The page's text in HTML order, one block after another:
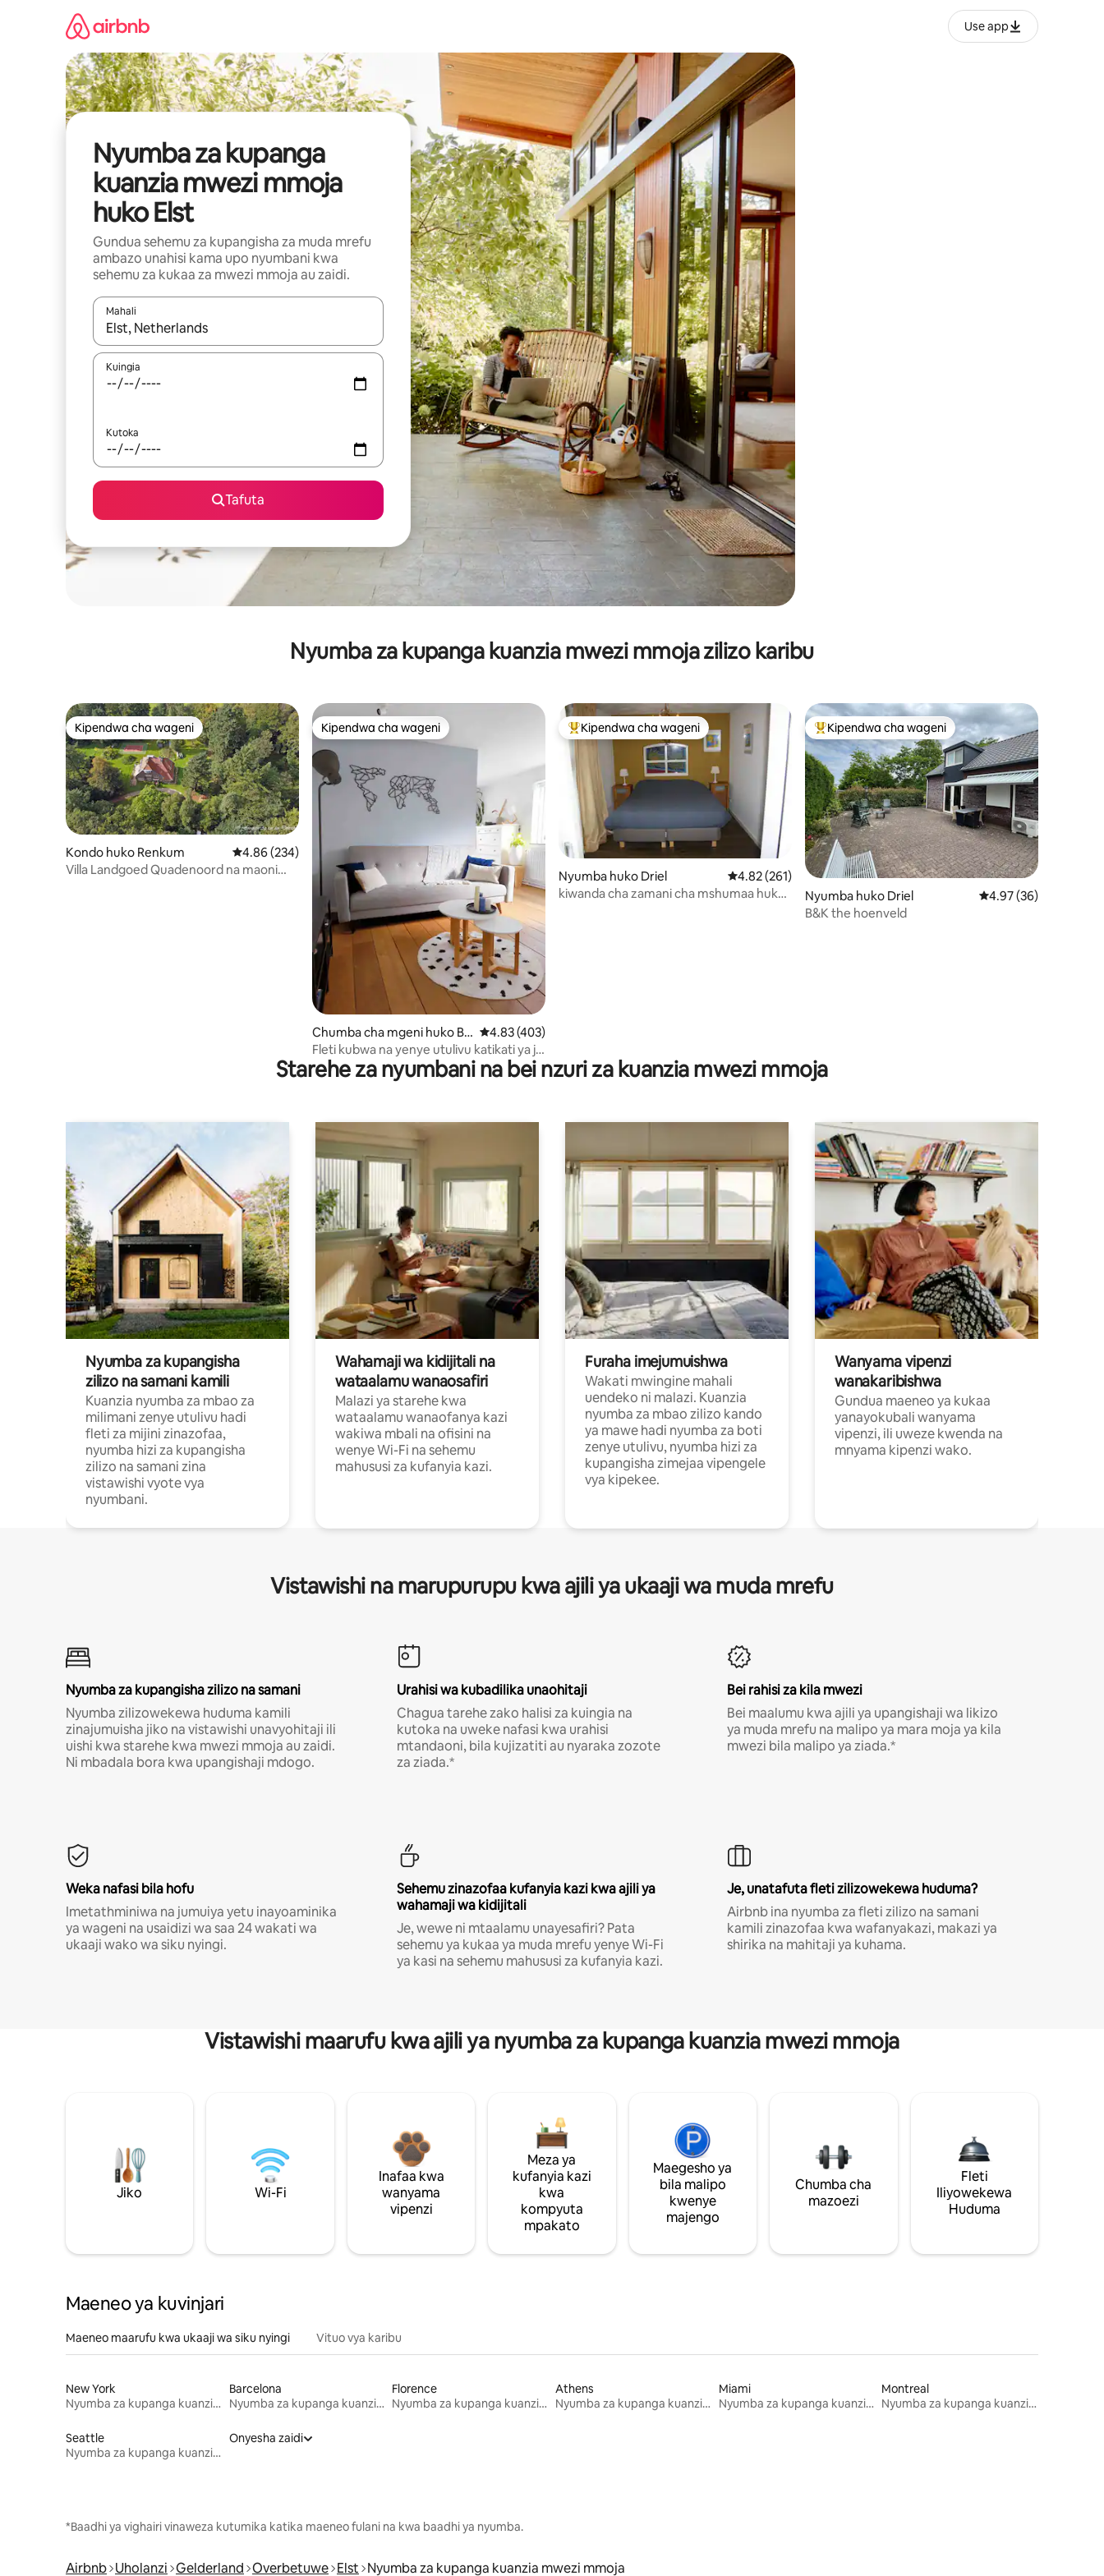
Use app
Nyumba za kupanga
kuanzia mwezi mmoja
huko Elst
Gundua sehemu za kupangisha za muda mrefu
ambazo unahisi kama upo nyumbani kwa
sehemu za kukaa za mwezi mmoja au zaidi.
Mahali
Wakati matokeo yanapatikana, vinjari kwa kutumia vitufe vya vishale vya juu na chini au uchunguze kwa kugusa au kutelezesha kidole kwenye ishara.
Kuingia
Kutoka
Tafuta
Nyumba za kupanga kuanzia mwezi mmoja zilizo karibu
Kipendwa cha wageni
Kipendwa cha wageni
Kondo huko Renkum Ukadiriaji wa wastani wa 4.86 kati ya 5, tathmini 234
4.86 (234)
Villa Landgoed Quadenoord na maoni
Kipendwa cha wageni
Kipendwa cha wageni
Chumba cha mgeni huko Be
mmel
Ukadiriaji wa wastani wa 4.83 kati ya 5, tathmini 403
4.83 (403)
Fleti kubwa na yenye utulivu katikati ya jiji
la Bemmel
Kipendwa maarufu cha wageni
Kipendwa cha wageni
Nyumba huko Driel Ukadiriaji wa wastani wa 4.82 kati ya 5, tathmini 261
4.82 (261)
kiwanda cha zamani cha mshumaa huko
Kipendwa maarufu cha wageni
Kipendwa cha wageni
Nyumba huko Driel Ukadiriaji wa wastani
4.97 (36)
B&K the hoenveld
Starehe za nyumbani na bei nzuri za kuanzia mwezi mmoja
Nyumba za kupangisha
zilizo na samani kamili
Kuanzia nyumba za mbao za
milimani zenye utulivu hadi
fleti za mijini zinazofaa,
nyumba hizi za kupangisha
zilizo na samani zina
vistawishi vyote vya
nyumbani.
Wahamaji wa kidijitali na
wataalamu wanaosafiri
Malazi ya starehe kwa
wataalamu wanaofanya kazi
wakiwa mbali na ofisini na
wenye Wi-Fi na sehemu
mahususi za kufanyia kazi.
Furaha imejumuishwa
Wakati mwingine mahali
uendeko ni malazi. Kuanzia
nyumba za mbao zilizo kando
ya mawe hadi nyumba za boti
zenye utulivu, nyumba hizi za
kupangisha zimejaa vipengele
vya kipekee.
Wanyama vipenzi
wanakaribishwa
Gundua maeneo ya kukaa
yanayokubali wanyama
vipenzi, ili uweze kwenda na
mnyama kipenzi wako.
Vistawishi na marupurupu kwa ajili ya ukaaji wa muda mrefu
Nyumba za kupangisha zilizo na samani
Nyumba zilizowekewa huduma kamili
zinajumuisha jiko na vistawishi unavyohitaji ili
uishi kwa starehe kwa mwezi mmoja au zaidi.
Ni mbadala bora kwa upangishaji mdogo.
Urahisi wa kubadilika unaohitaji
Chagua tarehe zako halisi za kuingia na
kutoka na uweke nafasi kwa urahisi
mtandaoni, bila kujizatiti au nyaraka zozote
za ziada.*
Bei rahisi za kila mwezi
Bei maalumu kwa ajili ya upangishaji wa likizo
ya muda mrefu na malipo ya mara moja ya kila
mwezi bila malipo ya ziada.*
Weka nafasi bila hofu
Imetathminiwa na jumuiya yetu inayoaminika
ya wageni na usaidizi wa saa 24 wakati wa
ukaaji wako wa siku nyingi.
Sehemu zinazofaa kufanyia kazi kwa ajili ya
wahamaji wa kidijitali
Je, wewe ni mtaalamu unayesafiri? Pata
sehemu ya kukaa ya muda mrefu yenye Wi-Fi
ya kasi na sehemu mahususi za kufanyia kazi.
Je, unatafuta fleti zilizowekewa huduma?
Airbnb ina nyumba za fleti zilizo na samani
kamili zinazofaa kwa wafanyakazi, makazi ya
shirika na mahitaji ya kuhama.
Vistawishi maarufu kwa ajili ya nyumba za kupanga kuanzia mwezi mmoja
Jiko Wi-Fi
Inafaa kwa
wanyama
vipenzi
Meza ya
kufanyia kazi
kwa
kompyuta
mpakato
Maegesho ya
bila malipo
kwenye
majengo
Chumba cha
mazoezi
Fleti
Iliyowekewa
Huduma
Maeneo ya kuvinjari
Maeneo maarufu kwa ukaaji wa siku nyingi Vituo vya karibu
New York
Nyumba za kupanga kuanzia mwezi mmoja
Barcelona
Nyumba za kupanga kuanzia mwezi mmoja
Florence
Nyumba za kupanga kuanzia mwezi mmoja
Athens
Nyumba za kupanga kuanzia mwezi mmoja
Miami
Nyumba za kupanga kuanzia mwezi mmoja
Montreal
Nyumba za kupanga kuanzia mwezi mmoja
Seattle
Nyumba za kupanga kuanzia mwezi mmoja
Onyesha zaidi
*Baadhi ya vighairi vinaweza kutumika katika maeneo fulani na kwa baadhi ya nyumba.
Airbnb Uholanzi Gelderland Overbetuwe Elst Nyumba za kupanga kuanzia mwezi mmoja